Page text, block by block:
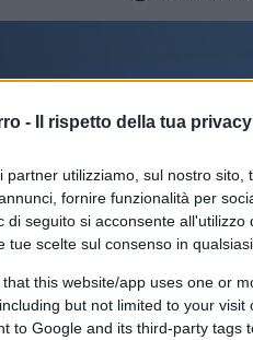
- Il rispetto della tua
partner utilizziamo, sul nostro
fornire funzionalità per
di seguito si acconsente
tue scelte sul consenso in
that this website/app uses one or
but not limited to your
to Google and its third-party tags
/ SPECIALI